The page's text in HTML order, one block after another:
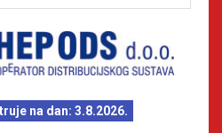
na dan: 3.8.2026.